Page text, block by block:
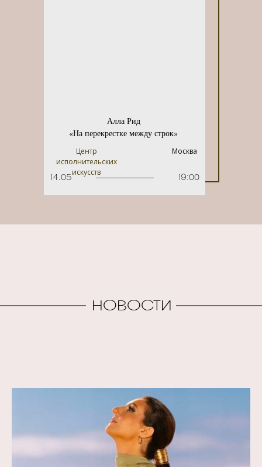
Алла Рид
«На перекрестке между строк»
14.05 19:00
Москва
Центр
исполнительских
искусств
НОВОСТИ